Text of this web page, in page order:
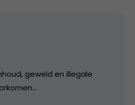
geweld en illegale